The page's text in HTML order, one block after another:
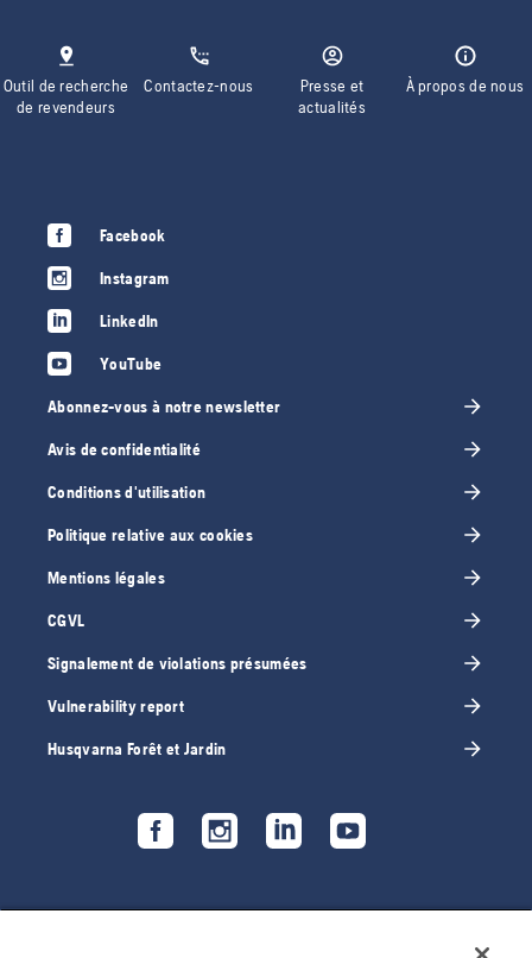
Outil de recherche
de revendeurs
Contactez-nous
Presse et
actualités
À propos de nous
Facebook
Instagram
LinkedIn
YouTube
Abonnez-vous à notre newsletter
Avis de confidentialité
Conditions d'utilisation
Politique relative aux cookies
Mentions légales
CGVL
Signalement de violations présumées
Vulnerability report
Husqvarna Forêt et Jardin